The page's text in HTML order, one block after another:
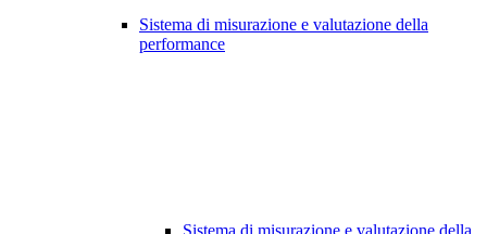
Sistema di misurazione e valutazione della
performance